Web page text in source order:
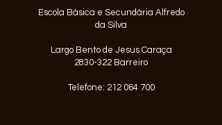
Escola Básica e Secundária Alfredo
da Silva
Largo Bento de Jesus Caraça
2830-322 Barreiro
Telefone: 212 064 700